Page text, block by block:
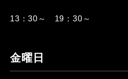
13：30～ 19：30～
金曜日